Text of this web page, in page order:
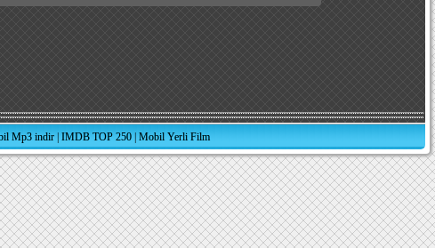
Mp3 indir| IMDB TOP 250| Mobil Yerli Film